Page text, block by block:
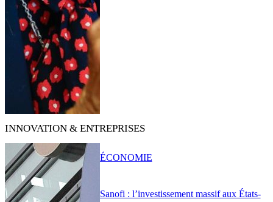
INNOVATION & ENTREPRISES
Sanofi : l’investissement massif aux États-
ÉCONOMIE